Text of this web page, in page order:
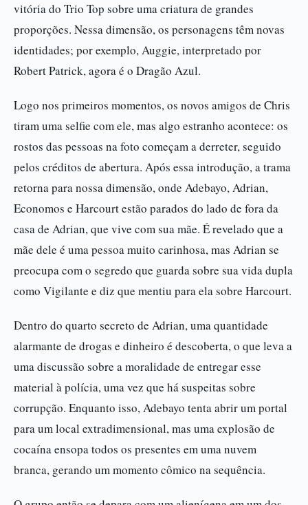
vitória do Trio Top sobre uma criatura de grandes
proporções. Nessa dimensão, os personagens têm novas
identidades; por exemplo, Auggie, interpretado por
Robert Patrick, agora é o Dragão Azul.
Logo nos primeiros momentos, os novos amigos de Chris
tiram uma selfie com ele, mas algo estranho acontece: os
rostos das pessoas na foto começam a derreter, seguido
pelos créditos de abertura. Após essa introdução, a trama
retorna para nossa dimensão, onde Adebayo, Adrian,
Economos e Harcourt estão parados do lado de fora da
casa de Adrian, que vive com sua mãe. É revelado que a
mãe dele é uma pessoa muito carinhosa, mas Adrian se
preocupa com o segredo que guarda sobre sua vida dupla
como Vigilante e diz que mentiu para ela sobre Harcourt.
Dentro do quarto secreto de Adrian, uma quantidade
alarmante de drogas e dinheiro é descoberta, o que leva a
uma discussão sobre a moralidade de entregar esse
material à polícia, uma vez que há suspeitas sobre
corrupção. Enquanto isso, Adebayo tenta abrir um portal
para um local extradimensional, mas uma explosão de
cocaína ensopa todos os presentes em uma nuvem
branca, gerando um momento cômico na sequência.